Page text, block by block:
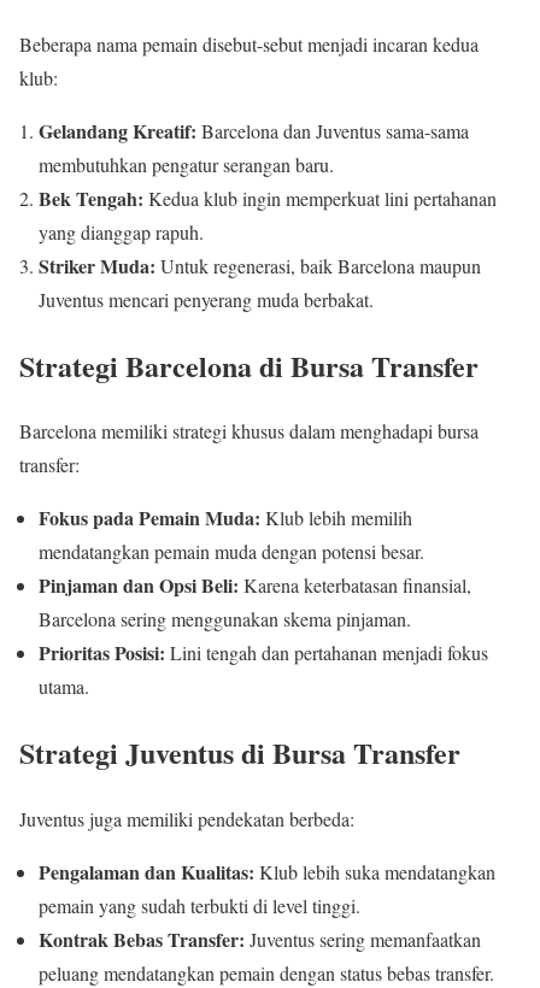
Beberapa nama pemain disebut-sebut menjadi incaran kedua
klub:
Gelandang Kreatif: Barcelona dan Juventus sama-sama
membutuhkan pengatur serangan baru.
Bek Tengah: Kedua klub ingin memperkuat lini pertahanan
yang dianggap rapuh.
Striker Muda: Untuk regenerasi, baik Barcelona maupun
Juventus mencari penyerang muda berbakat.
Strategi Barcelona di Bursa Transfer
Barcelona memiliki strategi khusus dalam menghadapi bursa
transfer:
Fokus pada Pemain Muda: Klub lebih memilih
mendatangkan pemain muda dengan potensi besar.
Pinjaman dan Opsi Beli: Karena keterbatasan finansial,
Barcelona sering menggunakan skema pinjaman.
Prioritas Posisi: Lini tengah dan pertahanan menjadi fokus
utama.
Strategi Juventus di Bursa Transfer
Juventus juga memiliki pendekatan berbeda:
Pengalaman dan Kualitas: Klub lebih suka mendatangkan
pemain yang sudah terbukti di level tinggi.
Kontrak Bebas Transfer: Juventus sering memanfaatkan
peluang mendatangkan pemain dengan status bebas transfer.